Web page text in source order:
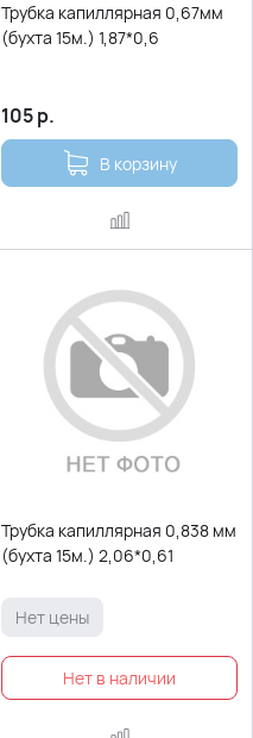
Трубка капиллярная 0,67мм
(бухта 15м.) 1,87*0,6
105р.
В корзину
Трубка капиллярная 0,838 мм
(бухта 15м.) 2,06*0,61
Нет цены